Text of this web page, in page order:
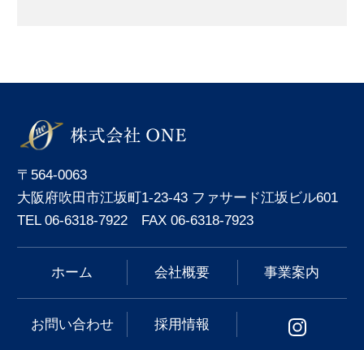
〒564-0063
大阪府吹田市江坂町1-23-43 ファサード江坂ビル601
TEL 06-6318-7922 FAX 06-6318-7923
ホーム 会社概要 事業案内
お問い合わせ 採用情報